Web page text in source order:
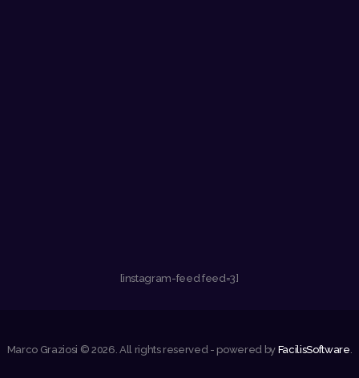
[instagram-feed feed=3]
Marco Graziosi © 2026. All rights reserved - powered by FacilisSoftware